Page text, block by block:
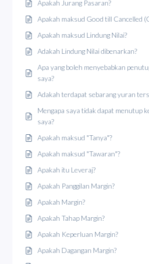
Apakah Jurang Pasaran?
Apakah maksud Good till Cancelled
Apakah maksud Lindung Nilai?
Adakah Lindung Nilai dibenarkan?
Apa yang boleh menyebabkan
saya?
Adakah terdapat sebarang yuran
Mengapa saya tidak dapat menutup
saya?
Apakah maksud "Tanya"?
Apakah maksud "Tawaran"?
Apakah itu Leveraj?
Apakah Panggilan Margin?
Apakah Margin?
Apakah Tahap Margin?
Apakah Keperluan Margin?
Apakah Dagangan Margin?